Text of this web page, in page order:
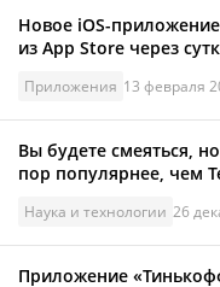
Новое iOS-
из App Store через
Приложения 13 февраля
Вы будете смеяться,
пор популярнее, чем
Наука и технологии 26
Приложение